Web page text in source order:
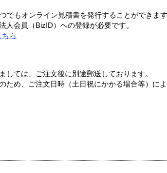
でもオンライン見積書を発行することができます
会員（BizID）への登録が必要です。
ら
しては、ご注文後に別途郵送しております。
ため、ご注文日時（土日祝にかかる場合等）に